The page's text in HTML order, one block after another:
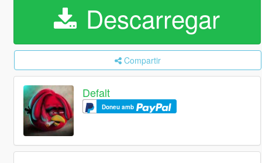
Descarregar
Compartir
Defalt
Doneu amb